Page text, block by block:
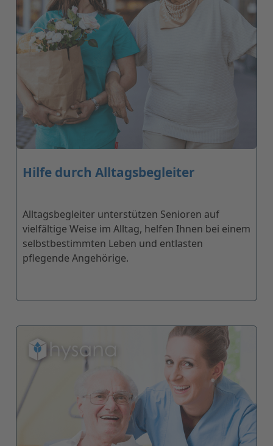
Hilfe durch Alltagsbegleiter
Alltagsbegleiter unterstützen Senioren auf
vielfältige Weise im Alltag, helfen Ihnen bei einem
selbstbestimmten Leben und entlasten
pflegende Angehörige.